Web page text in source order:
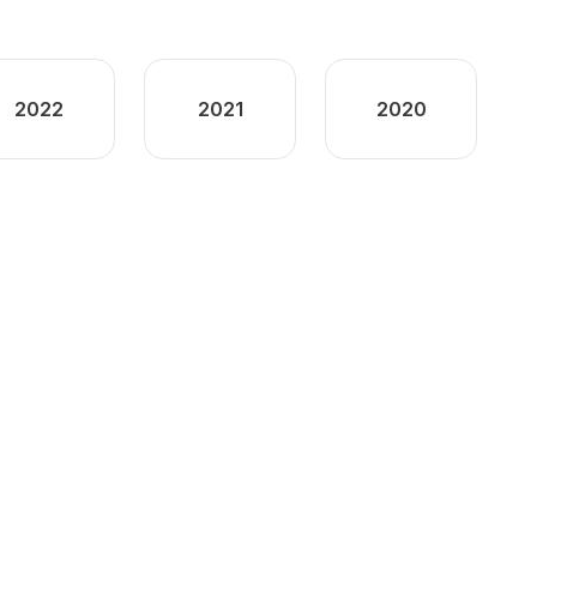
2022 2021 2020